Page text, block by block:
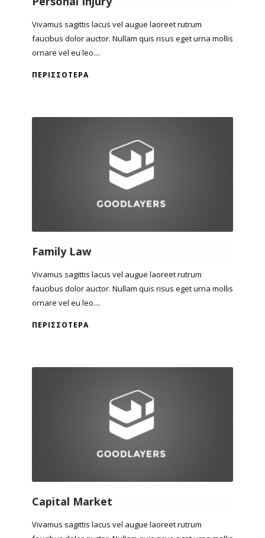
Vivamus sagittis lacus vel augue laoreet rutrum
faucibus dolor auctor. Nullam quis risus eget urna mollis
ornare vel eu leo....
ΠΕΡΙΣΣΌΤΕΡΑ
Family Law
Vivamus sagittis lacus vel augue laoreet rutrum
faucibus dolor auctor. Nullam quis risus eget urna mollis
ornare vel eu leo....
ΠΕΡΙΣΣΌΤΕΡΑ
Capital Market
Vivamus sagittis lacus vel augue laoreet rutrum